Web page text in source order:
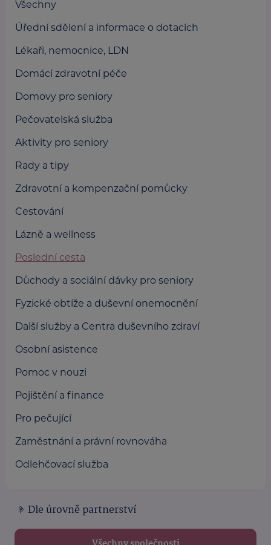
Všechny
Úřední sdělení a informace o dotacích
Lékaři, nemocnice, LDN
Domácí zdravotní péče
Domovy pro seniory
Pečovatelská služba
Aktivity pro seniory
Rady a tipy
Zdravotní a kompenzační pomůcky
Cestování
Lázně a wellness
Poslední cesta
Důchody a sociální dávky pro seniory
Fyzické obtíže a duševní onemocnění
Další služby a Centra duševního zdraví
Osobní asistence
Pomoc v nouzi
Pojištění a finance
Pro pečující
Zaměstnání a právní rovnováha
Odlehčovací služba
Dle úrovně partnerství